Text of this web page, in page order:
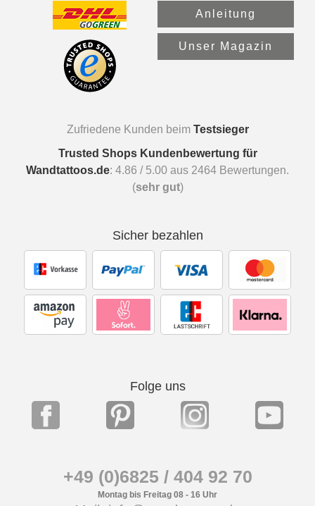
Anleitung
Unser Magazin
Zufriedene Kunden beim Testsieger
Trusted Shops Kundenbewertung für
Wandtattoos.de: 4.86 / 5.00 aus 2464 Bewertungen.
(sehr gut)
Sicher bezahlen
Folge uns
+49 (0)6825 / 404 92 70
Montag bis Freitag 08 - 16 Uhr